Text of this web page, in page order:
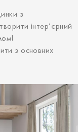
з
інтер’єрний
з основних